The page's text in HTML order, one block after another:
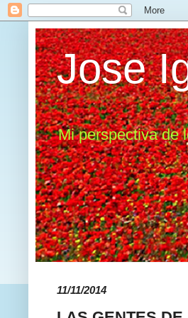
Jose
Mi perspectiva de
11/11/2014